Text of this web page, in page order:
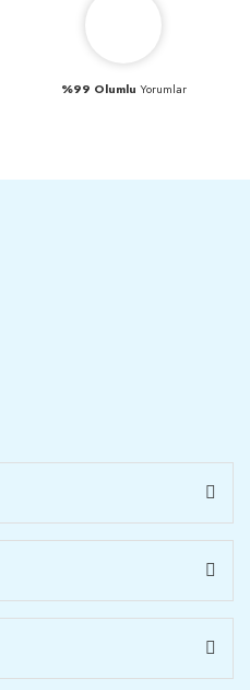
%99 Olumlu Yorumlar